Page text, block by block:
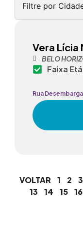
Filtre por
Vera Lícia
BELO
Faixa
Rua
VOLTAR 1 2 3
13
14 15 16